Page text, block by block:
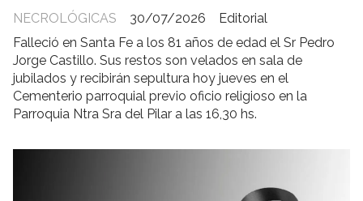
Editorial
NECROLÓGICAS
30/07/2026
Falleció en Santa Fe a los 81 años de edad el Sr Pedro
Jorge Castillo. Sus restos son velados en sala de
jubilados y recibirán sepultura hoy jueves en el
Cementerio parroquial previo oficio religioso en la
Parroquia Ntra Sra del Pilar a las 16,30 hs.